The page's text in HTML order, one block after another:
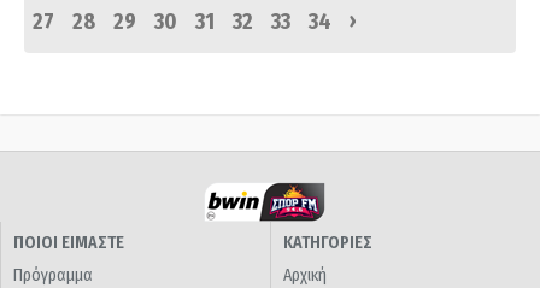
27
28 29 30 31 32 33 34 ›
ΠΟΙΟΙ ΕΙΜΑΣΤΕ
Πρόγραμμα
ΚΑΤΗΓΟΡΙΕΣ
Αρχική